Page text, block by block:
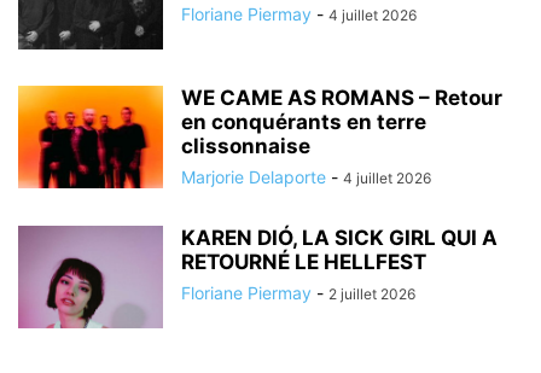
Floriane Piermay - 4 juillet 2026
WE CAME AS ROMANS – Retour
en conquérants en terre
clissonnaise
Marjorie Delaporte - 4 juillet 2026
KAREN DIÓ, LA SICK GIRL QUI A
RETOURNÉ LE HELLFEST
Floriane Piermay - 2 juillet 2026